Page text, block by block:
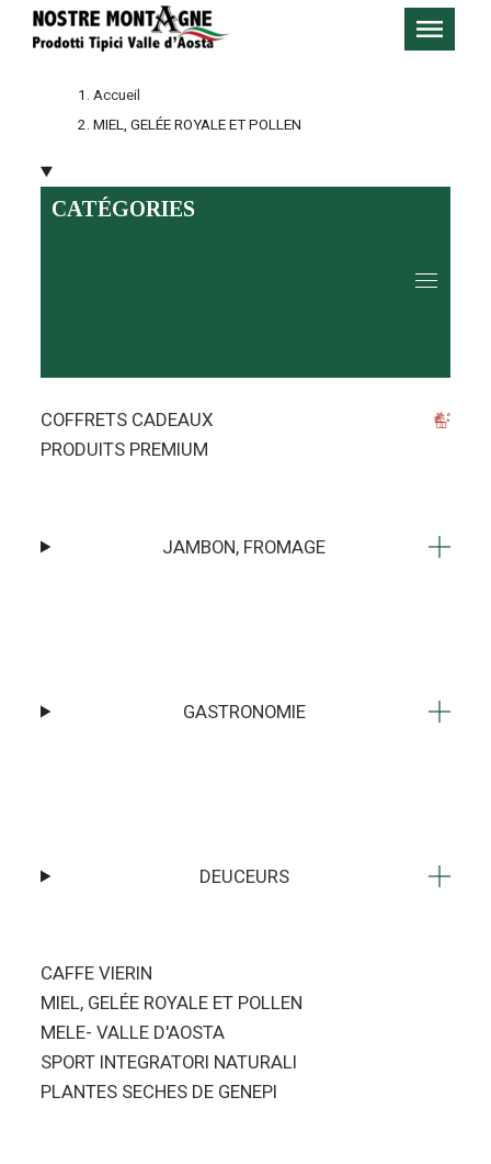
Accueil
MIEL, GELÉE ROYALE ET POLLEN
CATÉGORIES
COFFRETS CADEAUX
PRODUITS PREMIUM
JAMBON, FROMAGE
GASTRONOMIE
DEUCEURS
CAFFE VIERIN
MIEL, GELÉE ROYALE ET POLLEN
MELE- VALLE D'AOSTA
SPORT INTEGRATORI NATURALI
PLANTES SECHES DE GENEPI